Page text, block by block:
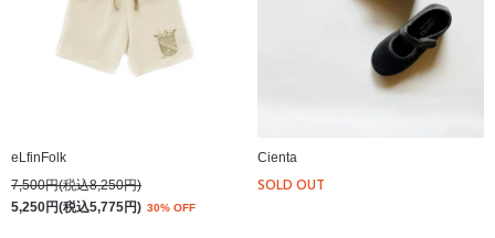
eLfinFolk
7,500円(税込8,250円)
5,250円(税込5,775円) 30% OFF
Cienta
SOLD OUT